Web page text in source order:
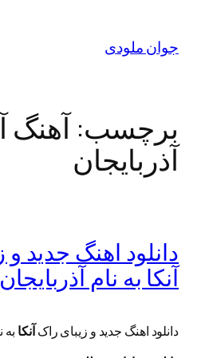
محتواجوان ملودی
برچسب:آهنگ
آذربایجان
دانلود اهنگ جدید
آنکا به نام آذربایجان
دانلود اهنگ جدید و زیبای راکآنکا به